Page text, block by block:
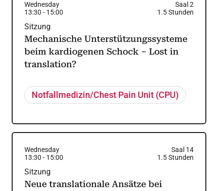
Wednesday
Saal 2
13:30 - 15:00 1.5Stunden
Sitzung
Mechanische Unterstützungssysteme
beim kardiogenen Schock – Lost in
translation?
Notfallmedizin/Chest Pain Unit (CPU)
Wednesday
Saal 14
13:30 - 15:00 1.5Stunden
Sitzung
Neue translationale Ansätze bei